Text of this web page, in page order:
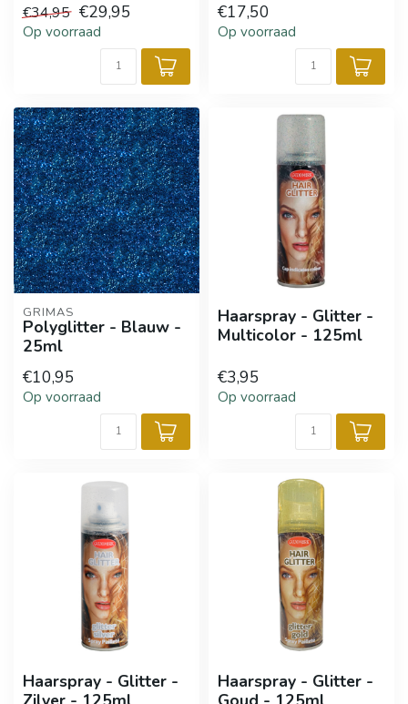
€34,95 €29,95
Op voorraad
€17,50
Op voorraad
GRIMAS
Polyglitter - Blauw -
25ml
€10,95
Op voorraad
Haarspray - Glitter -
Multicolor - 125ml
€3,95
Op voorraad
Haarspray - Glitter -
Haarspray - Glitter -